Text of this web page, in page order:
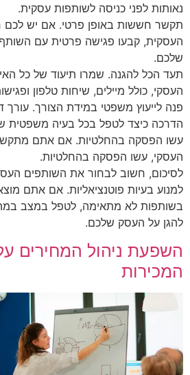
נאותות לפני כניסה לשותפות עסקית.
תקשר חששות באופן פרטי. אם יש לכם
העסקית, קבעו פגישה פרטית עם
שלכם.
תעד הכל להגנה. שמרו תיעוד של כל
העסקי, כולל מיילים, שיחות טלפון
פנה לייעוץ משפטי במידת הצורך. עורך
הדרכה כיצד לטפל בכל בעיה משפטית
עשו הפסקה בהחלטיות. אם אתם
העסקי, עשו הפסקה בהחלטיות.
לסיכום, חשוב לבחור את השותפים
למנוע בעיות פוטנציאליות. אם אתם
בשותפות לא מתאימה, לטפל במצב
להגן על העסק שלכם.
השפעת ניהול המחירים
המכירות